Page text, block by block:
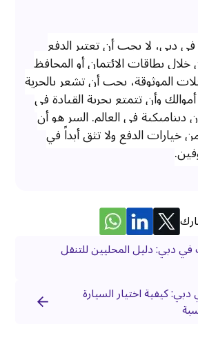
في دبي، لا يجب أن تعتبر الدفع
خلال بطاقات الائتمان أو المحافظ
الموثوقة، يجب أن تشعر بالحرية
وأن تتمتع بحرية القيادة في
ديناميكية في العالم. السر هو أن
الدفع ولا تثق أبداً في
في دبي: دليل المحليين للتنقل
كيفية اختيار السيارة